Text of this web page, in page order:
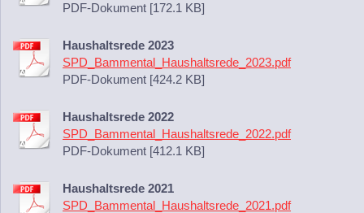
PDF-Dokument [172.1 KB]
Haushaltsrede 2023
SPD_Bammental_Haushaltsrede_2023.pdf
PDF-Dokument [424.2 KB]
Haushaltsrede 2022
SPD_Bammental_Haushaltsrede_2022.pdf
PDF-Dokument [412.1 KB]
Haushaltsrede 2021
SPD_Bammental_Haushaltsrede_2021.pdf